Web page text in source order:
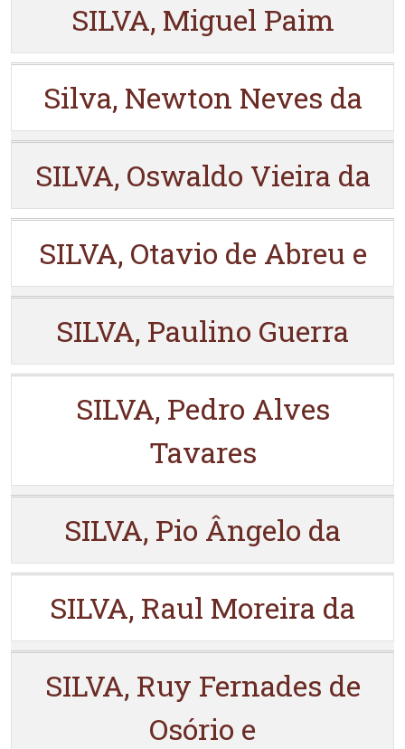
SILVA, Miguel Paim
Silva, Newton Neves da
SILVA, Oswaldo Vieira da
SILVA, Otavio de Abreu e
SILVA, Paulino Guerra
SILVA, Pedro Alves
Tavares
SILVA, Pio Ângelo da
SILVA, Raul Moreira da
SILVA, Ruy Fernades de
Osório e